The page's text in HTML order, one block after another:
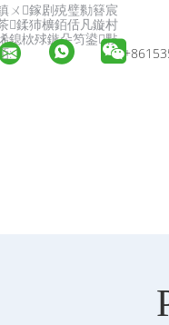
ㄨ鎵剧殑璧勬簮宸
鍒犻櫎銆佸凡鏇村
鎴栨殏鏃朵笉鍙敤
: